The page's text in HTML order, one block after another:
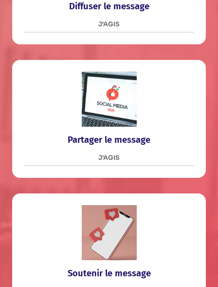
Diffuser le message
J’AGIS
Partager le message
J’AGIS
Soutenir le message